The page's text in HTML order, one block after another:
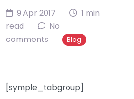
9 Apr 2017
1 min
read
No
comments
Blog
[symple_tabgroup]